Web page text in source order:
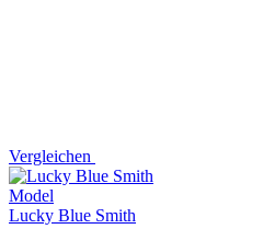
Vergleichen
Model
Lucky Blue Smith